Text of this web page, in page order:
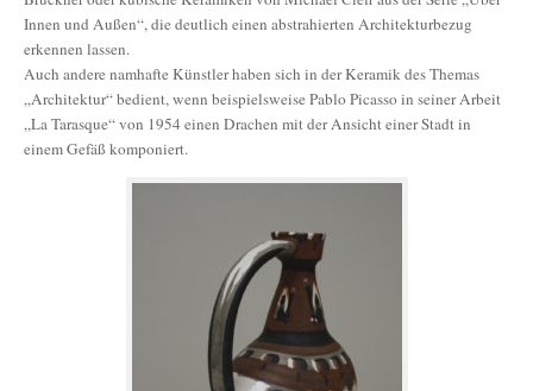
Innen und Außen“, die deutlich einen abstrahierten Architekturbezug
erkennen lassen.
Auch andere namhafte Künstler haben sich in der Keramik des Themas
„Architektur“ bedient, wenn beispielsweise Pablo Picasso in seiner Arbeit
„La Tarasque“ von 1954 einen Drachen mit der Ansicht einer Stadt in
einem Gefäß komponiert.